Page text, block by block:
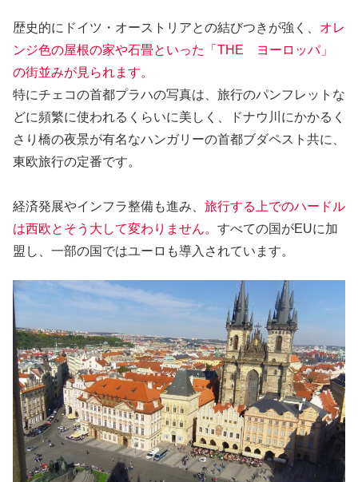
歴史的にドイツ・オーストリアとの結びつきが強く、 オレ
ンジ色の屋根の家や石畳といった「THE ヨーロッパ」
の街並みが見られます。
特にチェコの首都プラハの写真は、旅行のパンフレットな
どに頻繁に使われるくらいに美しく、ドナウ川にかかるく
さり橋の夜景が有名なハンガリーの首都ブダペスト共に、
東欧旅行の定番です。
経済発展やインフラ整備も進み、 旅行する上でのハードル
は西欧とそう大して変わりません。 すべての国がEUに加
盟し、一部の国ではユーロも導入されています。